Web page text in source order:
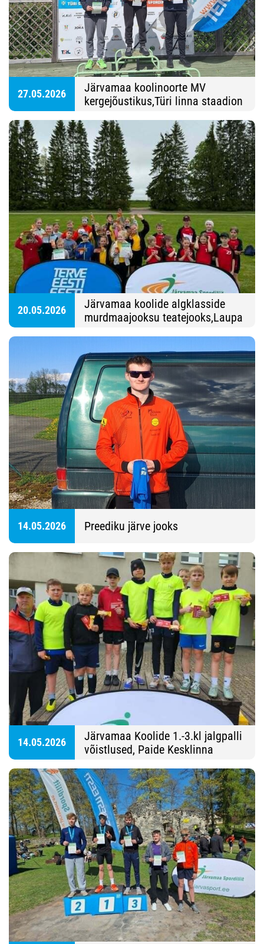
27.05.2026
Järvamaa koolinoorte MV
kergejõustikus,Türi linna staadion
20.05.2026
Järvamaa koolide algklasside
murdmaajooksu teatejooks,Laupa
14.05.2026 Preediku järve jooks
14.05.2026
Järvamaa Koolide 1.-3.kl jalgpalli
võistlused, Paide Kesklinna